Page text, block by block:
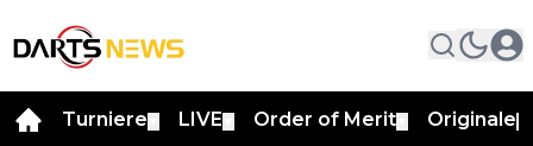
Turniere LIVE Order of Merit Originale